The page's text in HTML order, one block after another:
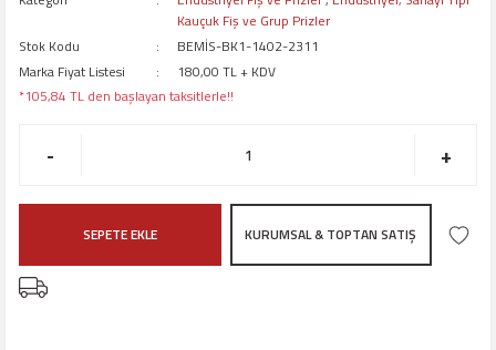
Kauçuk Fiş ve Grup Prizler
Stok Kodu
BEMİS-BK1-1402-2311
Marka Fiyat Listesi
180,00 TL + KDV
*105,84 TL den başlayan taksitlerle!!
- +
SEPETE EKLE KURUMSAL & TOPTAN SATIŞ